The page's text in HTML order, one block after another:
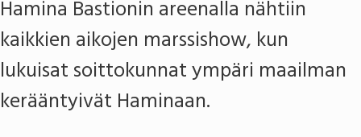
Hamina Bastionin areenalla nähtiin
kaikkien aikojen marssishow, kun
lukuisat soittokunnat ympäri maailman
kerääntyivät Haminaan.